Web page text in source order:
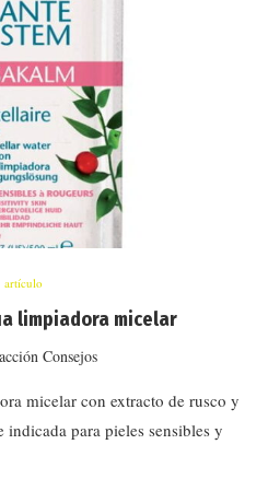
artículo
limpiadora micelar
Consejos
micelar con extracto de rusco y
indicada para pieles sensibles y